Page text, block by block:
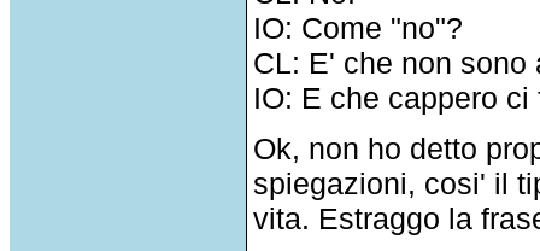
IO: Come "no"?
CL: E' che non
IO: E che cappero
Ok, non ho detto
spiegazioni, cosi' il
vita. Estraggo la